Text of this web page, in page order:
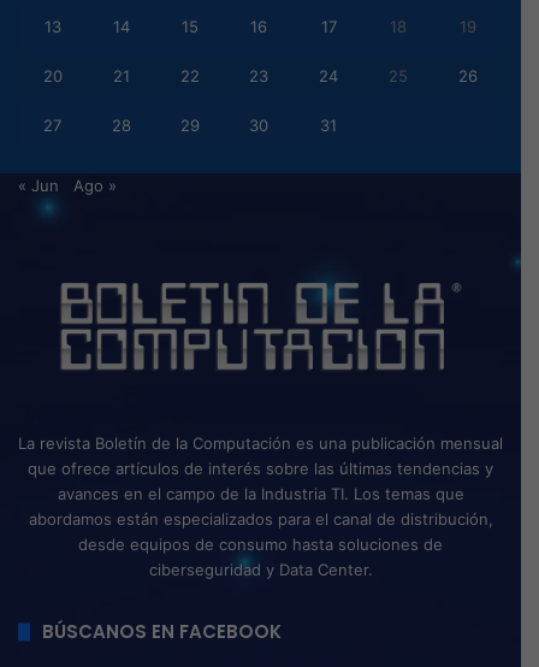
13 14 15 16 17 18 19
20 21 22 23 24 25 26
27 28 29 30 31
« Jun Ago »
La revista Boletín de la Computación es una publicación mensual
que ofrece artículos de interés sobre las últimas tendencias y
avances en el campo de la Industria TI. Los temas que
abordamos están especializados para el canal de distribución,
desde equipos de consumo hasta soluciones de
ciberseguridad y Data Center.
BÚSCANOS EN FACEBOOK